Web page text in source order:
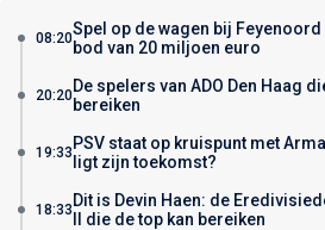
08:20Spel op de wagen bij
bod van 20 miljoen euro
20:20De spelers van ADO Den Haag
bereiken
19:33 PSV staat op kruispunt met
ligt zijn toekomst?
18:33 Dit is Devin Haen: de
II die de top kan bereiken